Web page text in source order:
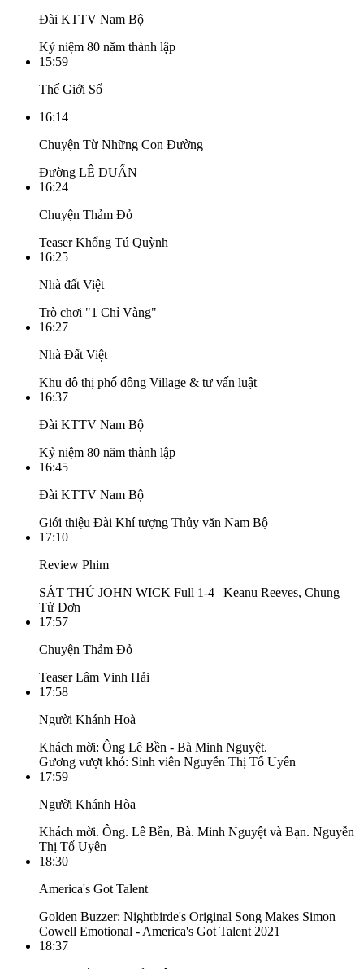
Đài KTTV Nam Bộ
Kỷ niệm 80 năm thành lập
15:59
Thế Giới Số
16:14
Chuyện Từ Những Con Đường
Đường LÊ DUẨN
16:24
Chuyện Thảm Đỏ
Teaser Khổng Tú Quỳnh
16:25
Nhà đất Việt
Trò chơi "1 Chỉ Vàng"
16:27
Nhà Đất Việt
Khu đô thị phố đông Village & tư vấn luật
16:37
Đài KTTV Nam Bộ
Kỷ niệm 80 năm thành lập
16:45
Đài KTTV Nam Bộ
Giới thiệu Đài Khí tượng Thủy văn Nam Bộ
17:10
Review Phim
SÁT THỦ JOHN WICK Full 1-4 | Keanu Reeves, Chung
Tử Đơn
17:57
Chuyện Thảm Đỏ
Teaser Lâm Vinh Hải
17:58
Người Khánh Hoà
Khách mời: Ông Lê Bền - Bà Minh Nguyệt.
Gương vượt khó: Sinh viên Nguyễn Thị Tố Uyên
17:59
Người Khánh Hòa
Khách mời. Ông. Lê Bền, Bà. Minh Nguyệt và Bạn. Nguyễn
Thị Tố Uyên
18:30
America's Got Talent
Golden Buzzer: Nightbirde's Original Song Makes Simon
Cowell Emotional - America's Got Talent 2021
18:37